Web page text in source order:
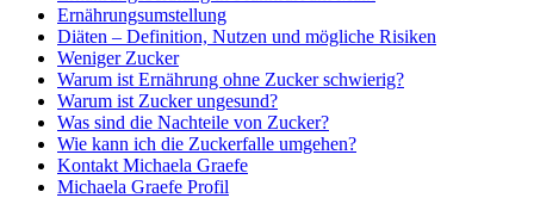
Ernährungsumstellung
Diäten – Definition, Nutzen und mögliche Risiken
Weniger Zucker
Warum ist Ernährung ohne Zucker schwierig?
Warum ist Zucker ungesund?
Was sind die Nachteile von Zucker?
Wie kann ich die Zuckerfalle umgehen?
Kontakt Michaela Graefe
Michaela Graefe Profil